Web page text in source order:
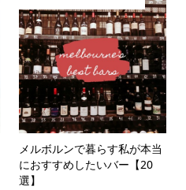
メルボルンで暮らす私が本当
におすすめしたいバー【20
選】